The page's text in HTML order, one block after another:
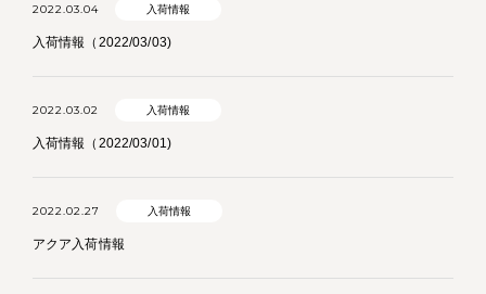
2022.03.04 入荷情報
入荷情報（2022/03/03)
2022.03.02 入荷情報
入荷情報（2022/03/01)
2022.02.27 入荷情報
アクア入荷情報